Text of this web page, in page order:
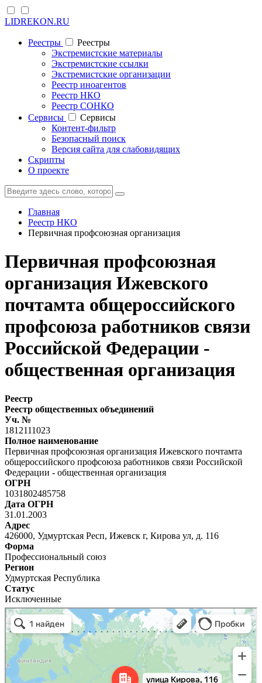
LIDREKON.RU
Реестры
Реестры
Экстремистские материалы
Экстремистские ссылки
Экстремистские организации
Реестр иноагентов
Реестр НКО
Реестр СОНКО
Cервисы
Cервисы
Контент-фильтр
Безопасный поиск
Версия сайта для слабовидящих
Скрипты
О проекте
Главная
Реестр НКО
Первичная профсоюзная организация
Первичная профсоюзная
организация Ижевского
почтамта общероссийского
профсоюза работников связи
Российской Федерации -
общественная организация
Реестр
Реестр общественных объединений
Уч. №
1812111023
Полное наименование
Первичная профсоюзная организация Ижевского почтамта
общероссийского профсоюза работников связи Российской
Федерации - общественная организация
ОГРН
1031802485758
Дата ОГРН
31.01.2003
Адрес
426000, Удмуртская Респ, Ижевск г, Кирова ул, д. 116
Форма
Профессиональный союз
Регион
Удмуртская Республика
Статус
Исключенные